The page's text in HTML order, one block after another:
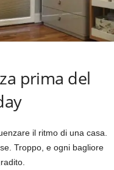
prima del
il ritmo di una casa.
Troppo, e ogni bagliore